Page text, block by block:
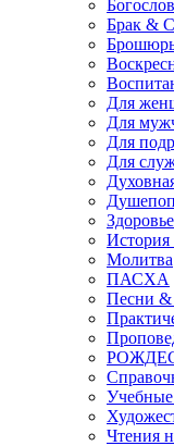
Брак &
Для
Для
Для
Для
Здоровье
Молитва
ПАСХА
Песни
Чтения